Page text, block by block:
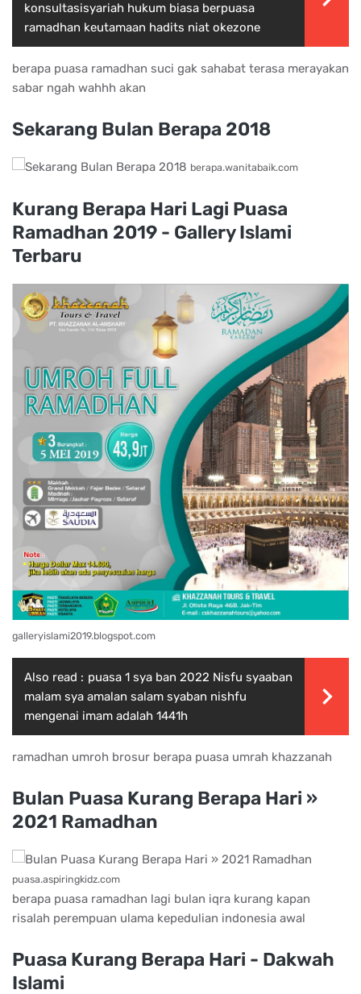
konsultasisyariah hukum biasa berpuasa
ramadhan keutamaan hadits niat okezone
berapa puasa ramadhan suci gak sahabat terasa merayakan
sabar ngah wahhh akan
Sekarang Bulan Berapa 2018
berapa.wanitabaik.com
Kurang Berapa Hari Lagi Puasa
Ramadhan 2019 - Gallery Islami
Terbaru
galleryislami2019.blogspot.com
Also read : puasa 1 sya ban 2022 Nisfu syaaban
malam sya amalan salam syaban nishfu
mengenai imam adalah 1441h
ramadhan umroh brosur berapa puasa umrah khazzanah
Bulan Puasa Kurang Berapa Hari »
2021 Ramadhan
puasa.aspiringkidz.com
berapa puasa ramadhan lagi bulan iqra kurang kapan
risalah perempuan ulama kepedulian indonesia awal
Puasa Kurang Berapa Hari - Dakwah
Islami